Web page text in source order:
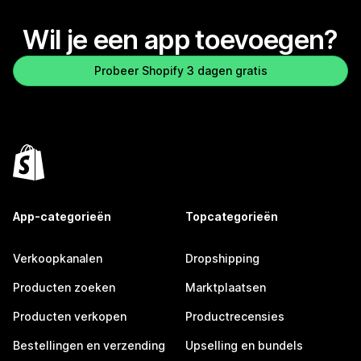
Wil je een app toevoegen?
Probeer Shopify 3 dagen gratis
App-categorieën
Verkoopkanalen
Producten zoeken
Producten verkopen
Bestellingen en verzending
Topcategorieën
Dropshipping
Marktplaatsen
Productrecensies
Upselling en bundels